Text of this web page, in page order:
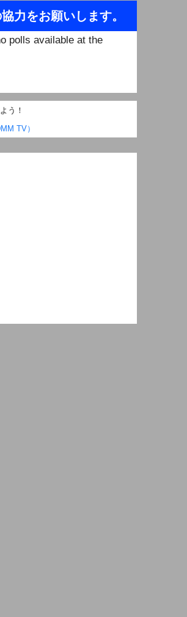
力をお願いします。
polls available at the
う！
TV）